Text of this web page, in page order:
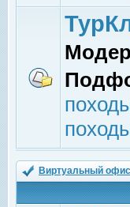
Виртуальный